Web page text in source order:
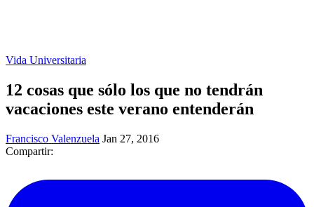
Vida Universitaria
12 cosas que sólo los que no tendrán
vacaciones este verano entenderán
Francisco Valenzuela Jan 27, 2016
Compartir: